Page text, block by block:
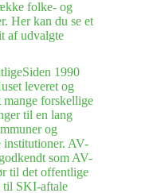
folke- og
Her kan du se et
af udvalgte
Siden 1990
leveret og
mange forskellige
til en lang
og
institutioner. AV-
som AV-
til det offentlige
til SKI-aftale